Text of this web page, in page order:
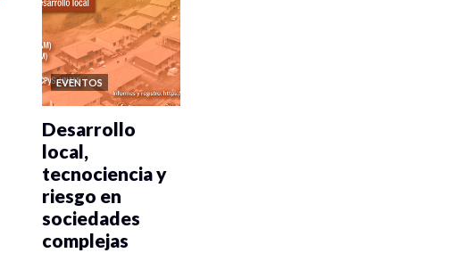
EVENTOS
Desarrollo
local,
tecnociencia y
riesgo en
sociedades
complejas